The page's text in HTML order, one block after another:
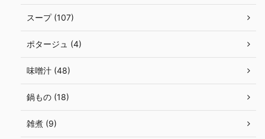
スープ (107)
ポタージュ (4)
味噌汁 (48)
鍋もの (18)
雑煮 (9)